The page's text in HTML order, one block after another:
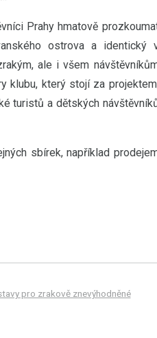
Prahy hmatově
ostrova a identický
ale i všem
klubu, který stojí za
turistů a dětských
sbírek, například
pro zrakově znevýhodněné